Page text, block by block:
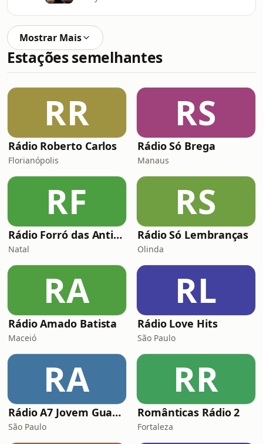
Mostrar Mais
Estações semelhantes
RR
Rádio Roberto Carlos
Florianópolis
RS
Rádio Só Brega
Manaus
RF
Rádio Forró das Antigas
Natal
RS
Rádio Só Lembranças
Olinda
RA
Rádio Amado Batista
Maceió
RL
Rádio Love Hits
São Paulo
RA
Rádio A7 Jovem Guarda FM
São Paulo
RR
Românticas Rádio 2
Fortaleza